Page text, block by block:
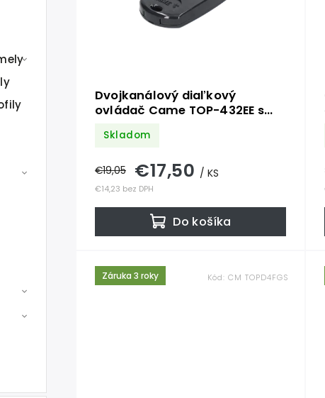
Dvojkanálový diaľkový
ovládač Came TOP-432EE s
Skladom
€14,23 bez DPH
€19,05 €17,50 / KS
Do košíka
Záruka 3 roky Kód:CM TOPD4FGS